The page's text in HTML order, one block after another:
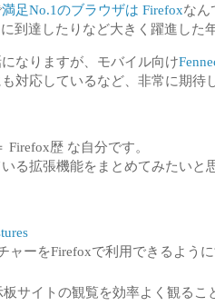
満足No.1のブラウザは Firefoxなん
に到達したりなど大きく躍進した
なりますが、モバイル向け
対応しているなど、非常に期待
Firefox歴 な自分です。
る拡張機能をまとめてみたいと
ャーをFirefoxで利用できるように
板サイトの観覧を効率よく観るこ